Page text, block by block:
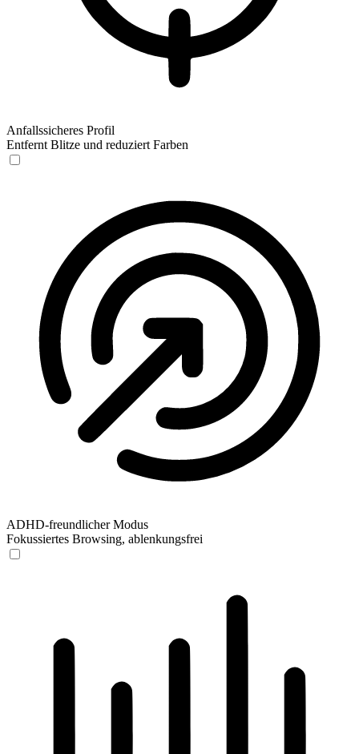
Anfallssicheres Profil
Entfernt Blitze und reduziert Farben
ADHD-freundlicher Modus
Fokussiertes Browsing, ablenkungsfrei